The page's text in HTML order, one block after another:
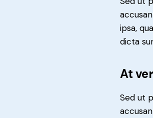
ipsa,
dicta
At
Sed ut